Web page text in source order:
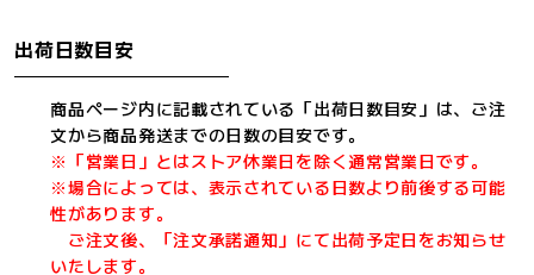
出荷日数目安
商品ページ内に記載されている「出荷日数目安」は、ご注
文から商品発送までの日数の目安です。
※「営業日」とはストア休業日を除く通常営業日です。
※場合によっては、表示されている日数より前後する可能
性があります。
ご注文後、「注文承諾通知」にて出荷予定日をお知らせ
いたします。